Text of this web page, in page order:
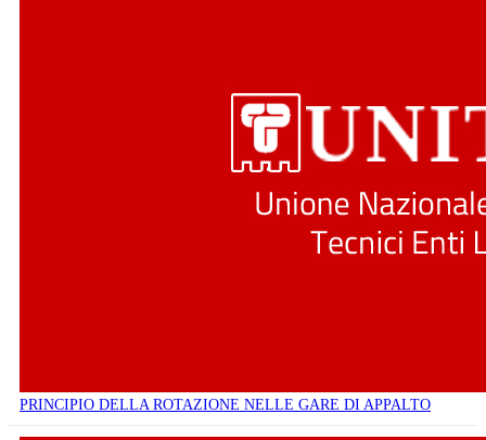
PRINCIPIO DELLA ROTAZIONE NELLE GARE DI APPALTO